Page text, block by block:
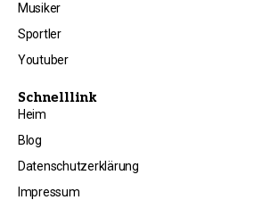
Musiker
Sportler
Youtuber
Schnelllink
Heim
Blog
Datenschutzerklärung
Impressum